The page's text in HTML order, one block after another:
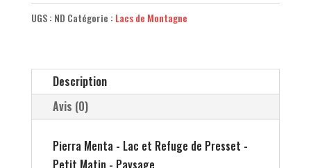
Menta
et
Refuge
Presset
Petit
UGS : ND Catégorie : Lacs de Montagne
Description
Avis (0)
Pierra Menta - Lac et Refuge de Presset -